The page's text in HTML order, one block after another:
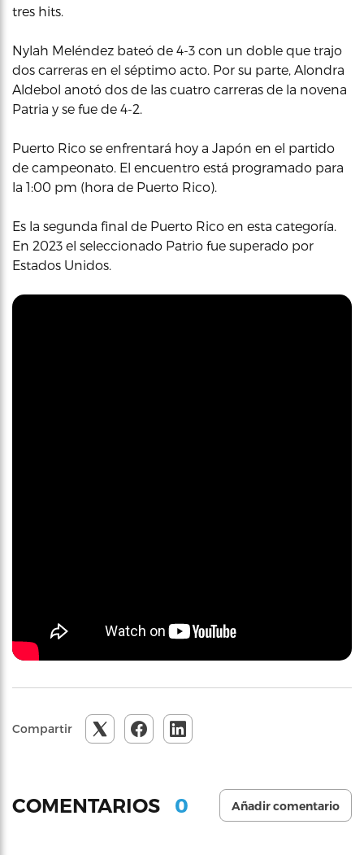
tres hits.
Nylah Meléndez bateó de 4-3 con un doble que trajo
dos carreras en el séptimo acto. Por su parte, Alondra
Aldebol anotó dos de las cuatro carreras de la novena
Patria y se fue de 4-2.
Puerto Rico se enfrentará hoy a Japón en el partido
de campeonato. El encuentro está programado para
la 1:00 pm (hora de Puerto Rico).
Es la segunda final de Puerto Rico en esta categoría.
En 2023 el seleccionado Patrio fue superado por
Estados Unidos.
Compartir
COMENTARIOS 0 Añadir comentario